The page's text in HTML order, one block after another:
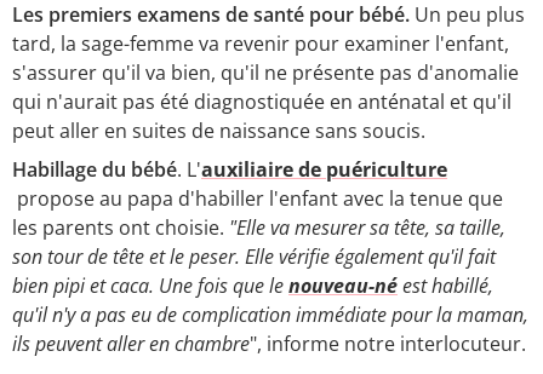
Les premiers examens de santé pour bébé. Un peu plus
tard, la sage-femme va revenir pour examiner l'enfant,
s'assurer qu'il va bien, qu'il ne présente pas d'anomalie
qui n'aurait pas été diagnostiquée en anténatal et qu'il
peut aller en suites de naissance sans soucis.
Habillage du bébé. L'auxiliaire de puériculture
propose au papa d'habiller l'enfant avec la tenue que
les parents ont choisie. "Elle va mesurer sa tête, sa taille,
son tour de tête et le peser. Elle vérifie également qu'il fait
bien pipi et caca. Une fois que lenouveau-néest habillé,
qu'il n'y a pas eu de complication immédiate pour la maman,
ils peuvent aller en chambre", informe notre interlocuteur.